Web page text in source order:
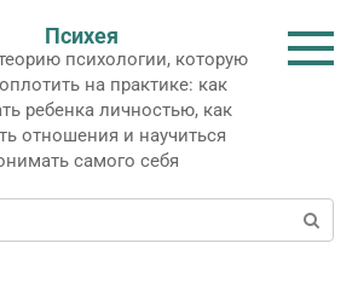
Психея
психологии, которую
на практике: как
ребенка личностью, как
отношения и научиться
самого себя